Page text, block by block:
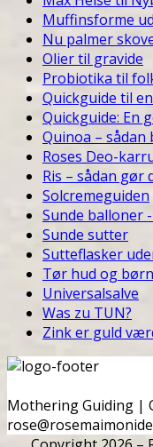
Muffinsforme
Nu palmer
Olier til gravide
Probiotika til
Quickguide til
Quickguide: En
Quinoa – sådan
Roses Deo-
Ris – sådan gør
Solcremeguiden
Sunde balloner
Sunde sutter
Sutteflasker
Tør hud og
Universalsalve
Was zu TUN?
Zink er guld
Mothering Guiding |